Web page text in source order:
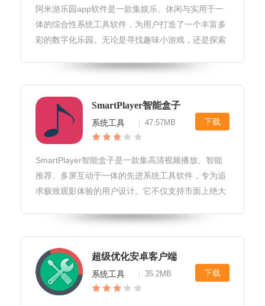
阿米游乐园app软件是一款集娱乐、休闲与实用于一
体的综合性系统工具软件，为用户打造了一个丰富多
彩的数字化乐园。无论是寻找趣味小游戏，还是探索
您的日常生活更加便捷有趣。阿米游乐园app软件软
件优势1.资源丰富多样：汇
SmartPlayer智能盒子
系统工具 47.57MB 下载
SmartPlayer智能盒子是一款集高清视频播放、智能
推荐、多屏互动于一体的先进系统工具软件，专为追
求极致观影体验的用户设计。它不仅支持市面上绝大
造个性化的影视娱乐空间。SmartPlayer智能盒子软
件优势1.
超级优化安卓客户端
系统工具 35.2MB 下载